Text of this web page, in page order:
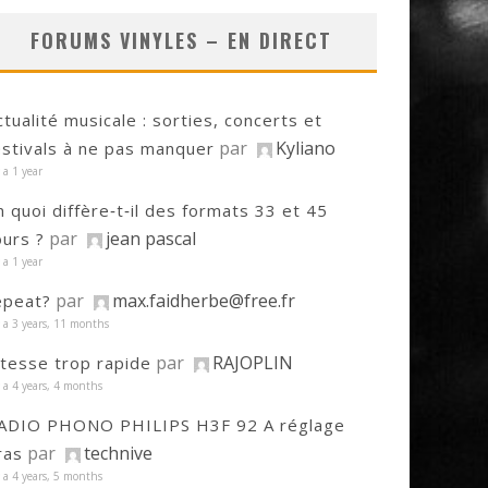
FORUMS VINYLES – EN DIRECT
musicale : sorties, concerts et
à ne pas manquer par Kyliano
a 1 year
quoi diffère‑t‑il des formats 33 et 45
? par jean pascal
a 1 year
par max.faidherbe@free.fr
a 3 years, 11 months
trop rapide par RAJOPLIN
a 4 years, 4 months
PHONO PHILIPS H3F 92 A réglage
par technive
a 4 years, 5 months